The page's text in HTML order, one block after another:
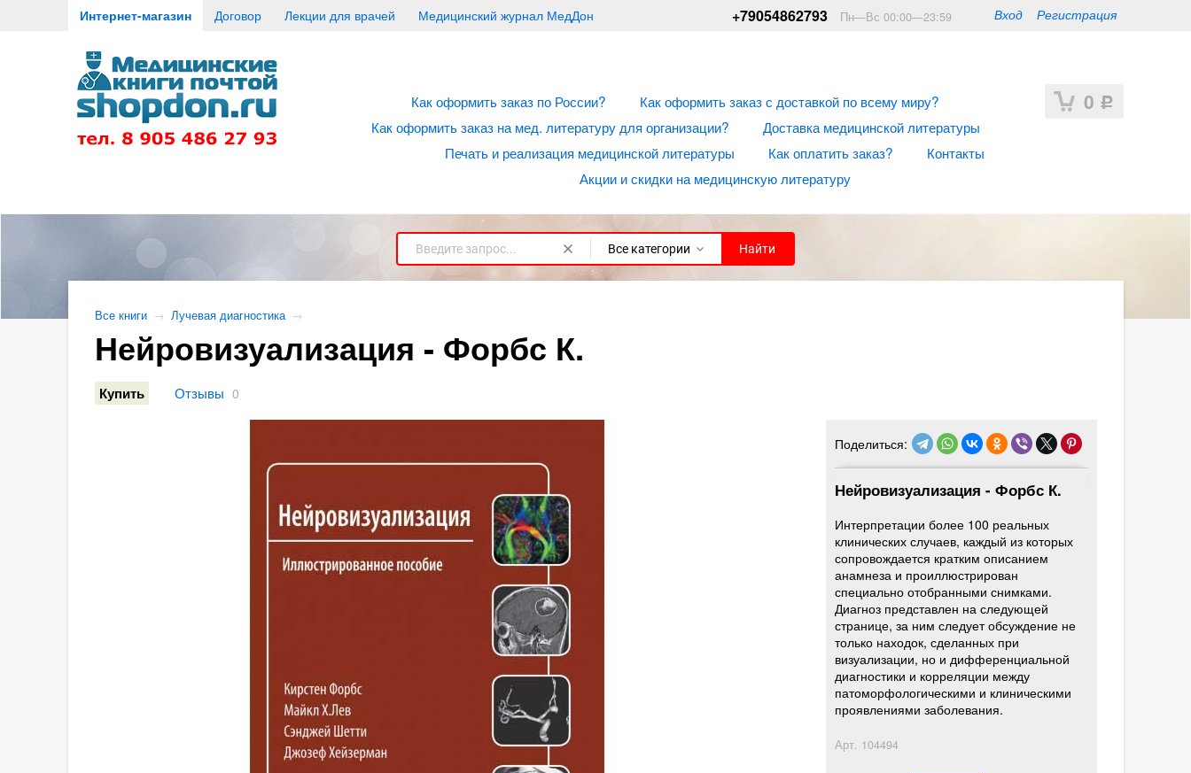
Интернет-магазин Договор Лекции для врачей Медицинский журнал МедДон Вход Регистрация
+79054862793 Пн—Вс 00:00—23:59
0 Р
Как оформить заказ по России?
Как оформить заказ с доставкой по всему миру?
Как оформить заказ на мед. литературу для организации?
Доставка медицинской литературы
Печать и реализация медицинской литературы
Как оплатить заказ?
Контакты
Акции и скидки на медицинскую литературу
Все категории Найти
Все книги → Лучевая диагностика →
Нейровизуализация - Форбс К.
Купить Отзывы 0
Поделиться:
Нейровизуализация - Форбс К.
Интерпретации более 100 реальных
клинических случаев, каждый из которых
сопровождается кратким описанием
анамнеза и проиллюстрирован
специально отобранными снимками.
Диагноз представлен на следующей
странице, за ним следует обсуждение не
только находок, сделанных при
визуализации, но и дифференциальной
диагностики и корреляции между
патоморфологическими и клиническими
проявлениями заболевания.
Арт. 104494